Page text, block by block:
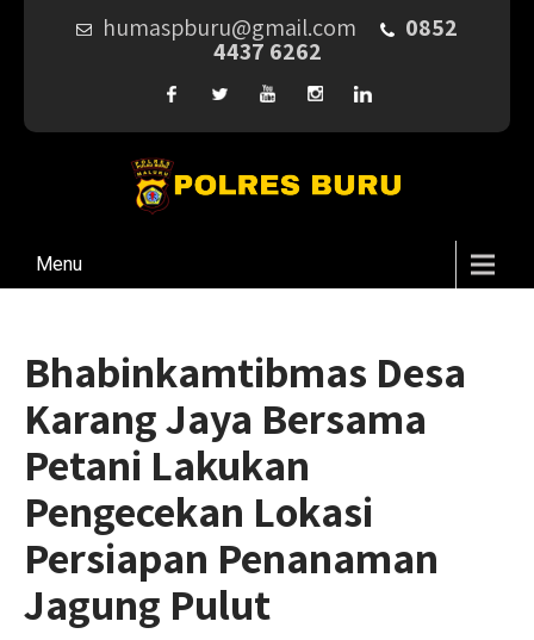
humaspburu@gmail.com 0852
4437 6262
Menu
Bhabinkamtibmas Desa
Karang Jaya Bersama
Petani Lakukan
Pengecekan Lokasi
Persiapan Penanaman
Jagung Pulut